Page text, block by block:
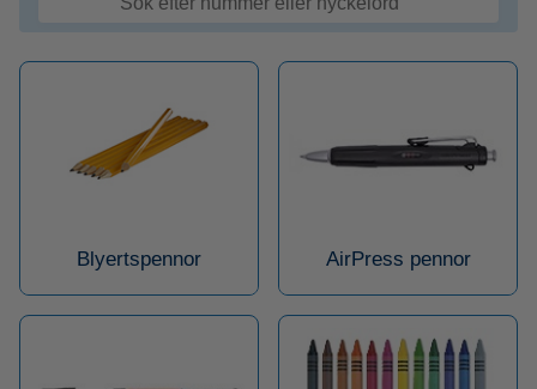
Blyertspennor AirPress pennor